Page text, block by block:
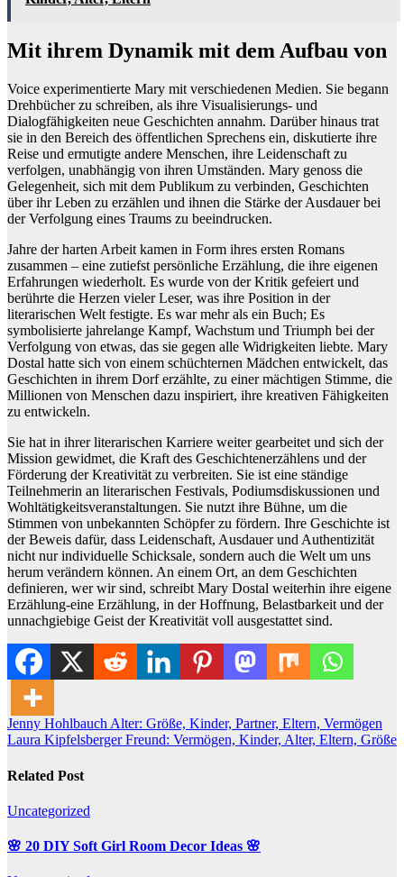
Mit ihrem Dynamik mit dem Aufbau von
Voice experimentierte Mary mit verschiedenen Medien. Sie begann
Drehbücher zu schreiben, als ihre Visualisierungs- und
Dialogfähigkeiten neue Geschichten annahm. Darüber hinaus trat
sie in den Bereich des öffentlichen Sprechens ein, diskutierte ihre
Reise und ermutigte andere Menschen, ihre Leidenschaft zu
verfolgen, unabhängig von ihren Umständen. Mary genoss die
Gelegenheit, sich mit dem Publikum zu verbinden, Geschichten
über ihr Leben zu erzählen und ihnen die Stärke der Ausdauer bei
der Verfolgung eines Traums zu beeindrucken.
Jahre der harten Arbeit kamen in Form ihres ersten Romans
zusammen – eine zutiefst persönliche Erzählung, die ihre eigenen
Erfahrungen wiederholt. Es wurde von der Kritik gefeiert und
berührte die Herzen vieler Leser, was ihre Position in der
literarischen Welt festigte. Es war mehr als ein Buch; Es
symbolisierte jahrelange Kampf, Wachstum und Triumph bei der
Verfolgung von etwas, das sie gegen alle Widrigkeiten liebte. Mary
Dostal hatte sich von einem schüchternen Mädchen entwickelt, das
Geschichten in ihrem Dorf erzählte, zu einer mächtigen Stimme, die
Millionen von Menschen dazu inspiriert, ihre kreativen Fähigkeiten
zu entwickeln.
Sie hat in ihrer literarischen Karriere weiter gearbeitet und sich der
Mission gewidmet, die Kraft des Geschichtenerzählens und der
Förderung der Kreativität zu verbreiten. Sie ist eine ständige
Teilnehmerin an literarischen Festivals, Podiumsdiskussionen und
Wohltätigkeitsveranstaltungen. Sie nutzt ihre Bühne, um die
Stimmen von unbekannten Schöpfer zu fördern. Ihre Geschichte ist
der Beweis dafür, dass Leidenschaft, Ausdauer und Authentizität
nicht nur individuelle Schicksale, sondern auch die Welt um uns
herum verändern können. An einem Ort, an dem Geschichten
definieren, wer wir sind, schreibt Mary Dostal weiterhin ihre eigene
Erzählung-eine Erzählung, in der Hoffnung, Belastbarkeit und der
unnachgiebige Geist der Kreativität voll ausgestattet sind.
Post
navigation
Jenny Hohlbauch Alter: Größe, Kinder, Partner, Eltern, Vermögen
Laura Kipfelsberger Freund: Vermögen, Kinder, Alter, Eltern, Größe
Related Post
Uncategorized
🌸 20 DIY Soft Girl Room Decor Ideas 🌸